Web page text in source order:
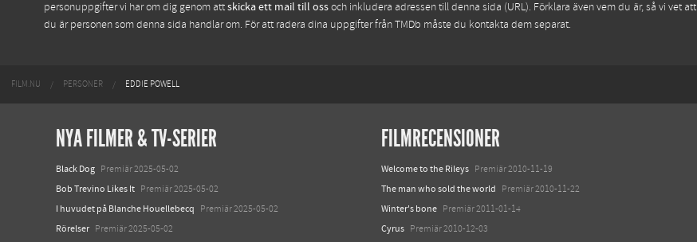
personuppgifter vi har om dig genom attskicka ett mail till ossoch inkludera adressen till denna sida (URL). Förklara även vem du är, så vi vet att
du är personen som denna sida handlar om. För att radera dina uppgifter från TMDb måste du kontakta dem separat.
FILM.NU PERSONER EDDIE POWELL
NYA FILMER & TV-SERIER
Black Dog Premiär 2025-05-02
Bob Trevino Likes It Premiär 2025-05-02
I huvudet på Blanche Houellebecq Premiär 2025-05-02
Rörelser Premiär 2025-05-02
FILMRECENSIONER
Welcome to the Rileys Premiär 2010-11-19
The man who sold the world Premiär 2010-11-22
Winter's bone Premiär 2011-01-14
Cyrus Premiär 2010-12-03